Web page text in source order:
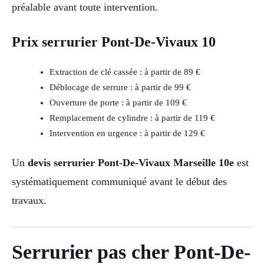
préalable avant toute intervention.
Prix serrurier Pont-De-Vivaux 10
Extraction de clé cassée : à partir de 89 €
Déblocage de serrure : à partir de 99 €
Ouverture de porte : à partir de 109 €
Remplacement de cylindre : à partir de 119 €
Intervention en urgence : à partir de 129 €
Un devis serrurier Pont-De-Vivaux Marseille 10e est
systématiquement communiqué avant le début des
travaux.
Serrurier pas cher Pont-De-